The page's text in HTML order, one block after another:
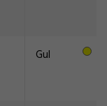
Gul